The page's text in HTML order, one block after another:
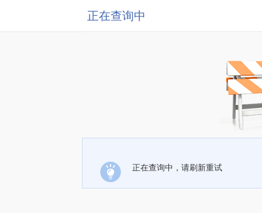
正在查询中
正在查询中，请刷新重试